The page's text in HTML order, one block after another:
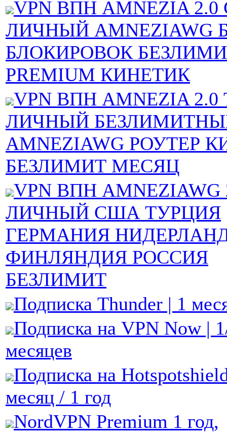
VPN ВПН AMNEZIA
ЛИЧНЫЙ AMNEZIAWG
БЛОКИРОВОК
PREMIUM КИНЕТИК
VPN ВПН AMNEZIA
ЛИЧНЫЙ
AMNEZIAWG РОУТЕР
БЕЗЛИМИТ МЕСЯЦ
VPN ВПН AMNEZIAWG
ЛИЧНЫЙ США ТУРЦИЯ
ГЕРМАНИЯ
ФИНЛЯНДИЯ РОССИЯ
БЕЗЛИМИТ
Подписка Thunder | 1
Подписка на VPN Now |
месяцев
Подписка на
месяц / 1 год
NordVPN Premium 1 год,